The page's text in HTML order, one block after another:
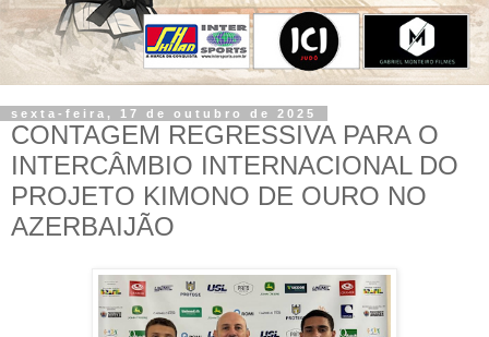
sexta-feira, 17 de outubro de 2025
CONTAGEM REGRESSIVA PARA O
INTERCÂMBIO INTERNACIONAL DO
PROJETO KIMONO DE OURO NO
AZERBAIJÃO